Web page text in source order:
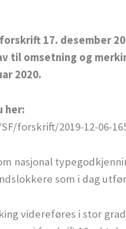
17. desember
til omsetning og
2020.
her:
forskrift/2019-12-06-
nasjonal
som i dag
videreføres i stor